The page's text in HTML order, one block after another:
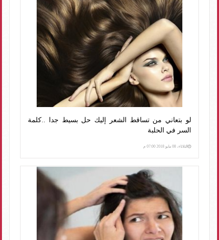
لو بتعاني من تساقط الشعر إليك حل بسيط جدا ..كلمة
السر في الحلبة
الثلاثاء، 08 مايو 2018 07:00 م